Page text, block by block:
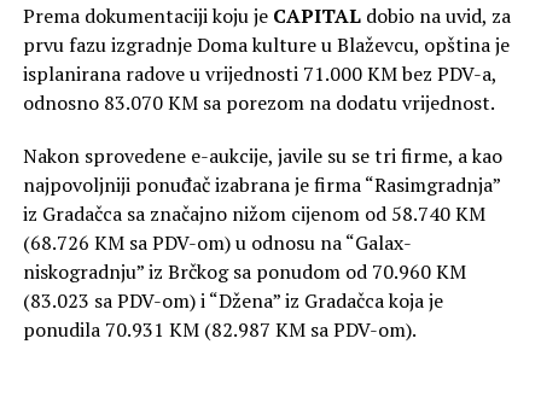
Prema dokumentaciji koju je CAPITAL dobio na uvid, za
prvu fazu izgradnje Doma kulture u Blaževcu, opština je
isplanirana radove u vrijednosti 71.000 KM bez PDV-a,
odnosno 83.070 KM sa porezom na dodatu vrijednost.
Nakon sprovedene e-aukcije, javile su se tri firme, a kao
najpovoljniji ponuđač izabrana je firma “Rasimgradnja”
iz Gradačca sa značajno nižom cijenom od 58.740 KM
(68.726 KM sa PDV-om) u odnosu na “Galax-
niskogradnju” iz Brčkog sa ponudom od 70.960 KM
(83.023 sa PDV-om) i “Džena” iz Gradačca koja je
ponudila 70.931 KM (82.987 KM sa PDV-om).